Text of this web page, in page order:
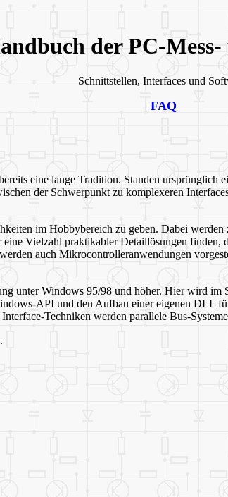
der PC-
Schnittstellen, Interfaces und
FAQ
eine lange Tradition. Standen ursprünglich
der Schwerpunkt zu komplexeren
im Hobbybereich zu geben. Dabei
Vielzahl praktikabler Detaillösungen
auch Mikrocontrolleranwendungen
unter Windows 95/98 und höher. Hier wird
API und den Aufbau einer eigenen DLL
Techniken werden parallele Bus-